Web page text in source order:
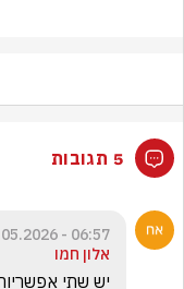
5 תגובות
06:57 - 19.05.2026
אלון חמו